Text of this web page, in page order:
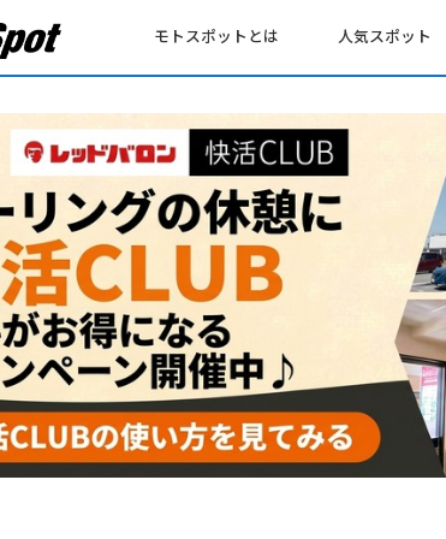
モトスポットとは 人気スポット